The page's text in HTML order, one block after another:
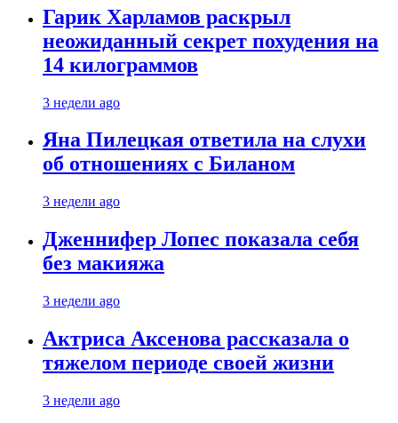
Гарик Харламов раскрыл
неожиданный секрет похудения на
14 килограммов
3 недели ago
Яна Пилецкая ответила на слухи
об отношениях с Биланом
3 недели ago
Дженнифер Лопес показала себя
без макияжа
3 недели ago
Актриса Аксенова рассказала о
тяжелом периоде своей жизни
3 недели ago